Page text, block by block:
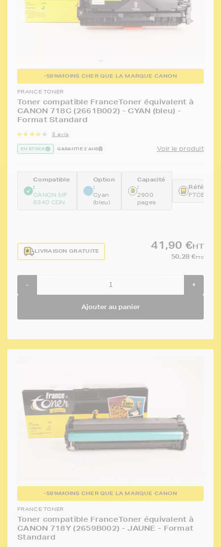
-58%MOINS CHER QUE LA MARQUE CANON
FRANCE TONER
Toner compatible FranceToner équivalent à
CANON 718C (2661B002) - CYAN (bleu) -
Format Standard
3 avis
EN STOCK GARANTIE 2 ANS Voir le produit
Compatible
:
CANON MF
8340 CDN
Option
:
Cyan
(bleu)
Capacité
:
2900
pages
LIVRAISON GRATUITE
41,90 €HT
50,28 €TTC
- +
Ajouter au panier
-58%MOINS CHER QUE LA MARQUE CANON
FRANCE TONER
Toner compatible FranceToner équivalent à
CANON 718Y (2659B002) - JAUNE - Format
Standard